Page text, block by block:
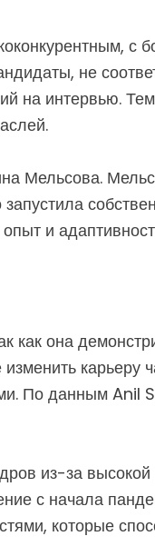
с
не
на интервью.
Мельсова.
и
она
карьеру
По данным Anil
из-за
с начала
которые